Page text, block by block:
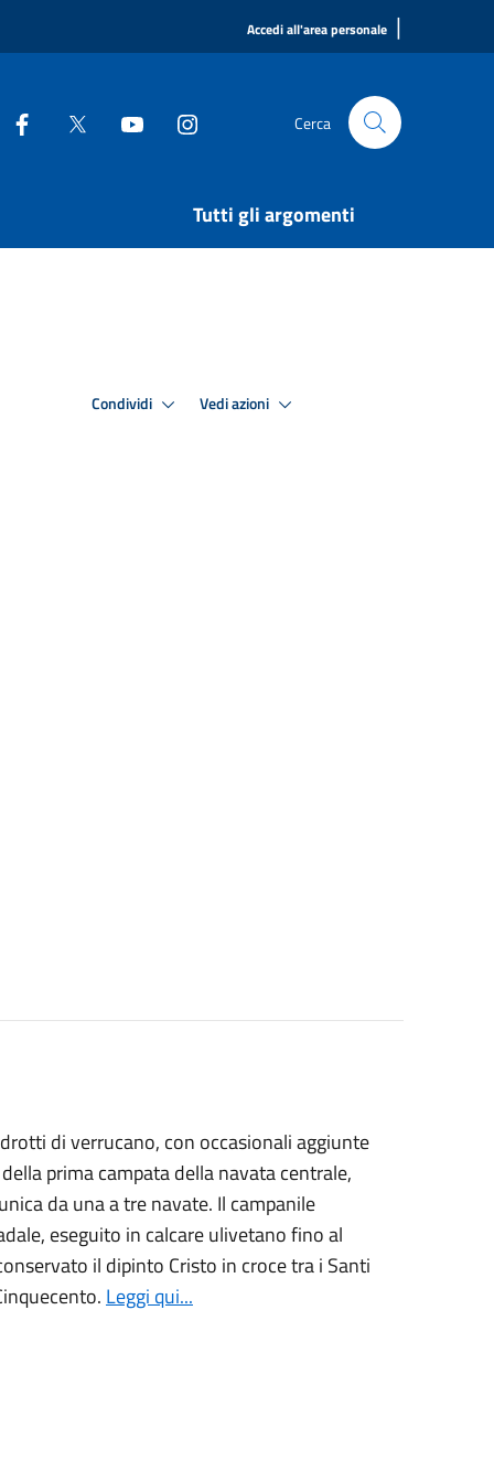
Accedi all'area personale |
Cerca
Tutti gli argomenti
Condividi Vedi azioni
di verrucano, con occasionali aggiunte
prima campata della navata centrale,
da una a tre navate. Il campanile
eseguito in calcare ulivetano fino al
il dipinto Cristo in croce tra i Santi
Leggi qui...